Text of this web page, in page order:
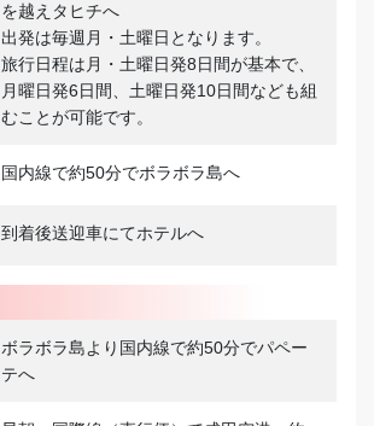
を越えタヒチへ
出発は毎週月・土曜日となります。
旅行日程は月・土曜日発8日間が基本で、
月曜日発6日間、土曜日発10日間なども組
むことが可能です。
国内線で約50分でボラボラ島へ
到着後送迎車にてホテルへ
ボラボラ島より国内線で約50分でパペー
テへ